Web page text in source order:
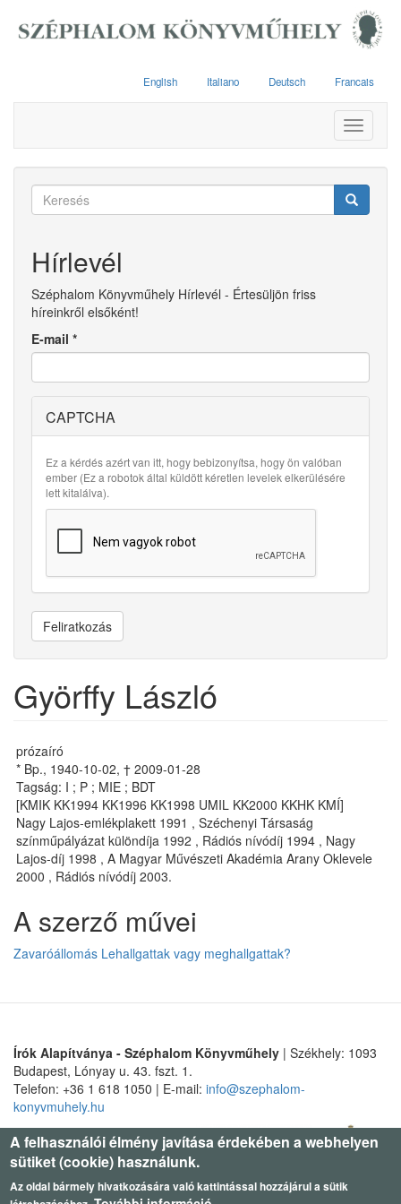
English Italiano Deutsch Francais
Toggle
Keresés
Hírlevél
Széphalom Könyvműhely Hírlevél - Értesüljön friss
híreinkről elsőként!
E-mail *
CAPTCHA
Ez a kérdés azért van itt, hogy bebizonyítsa, hogy ön valóban
ember (Ez a robotok által küldött kéretlen levelek elkerülésére
lett kitalálva).
Feliratkozás
Györffy László
prózaíró
* Bp., 1940-10-02, † 2009-01-28
Tagság: I ; P ; MIE ; BDT
[KMIK KK1994 KK1996 KK1998 UMIL KK2000 KKHK KMÍ]
Nagy Lajos-emlékplakett 1991 , Széchenyi Társaság
színműpályázat különdíja 1992 , Rádiós nívódíj 1994 , Nagy
Lajos-díj 1998 , A Magyar Művészeti Akadémia Arany Oklevele
2000 , Rádiós nívódíj 2003.
A szerző művei
Zavaróállomás Lehallgattak vagy meghallgattak?
Írók Alapítványa - Széphalom Könyvműhely | Székhely: 1093
Budapest, Lónyay u. 43. fszt. 1.
Telefon: +36 1 618 1050 | E-mail: info@szephalom-
konyvmuhely.hu
A felhasználói élmény javítása érdekében a webhelyen
sütiket (cookie) használunk.
Az oldal bármely hivatkozására való kattintással hozzájárul a sütik